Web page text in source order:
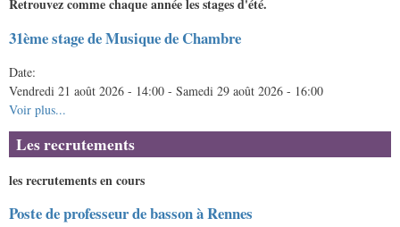
Retrouvez comme chaque année les stages d'été.
31ème stage de Musique de Chambre
Date:
Vendredi 21 août 2026 - 14:00 - Samedi 29 août 2026 - 16:00
Voir plus...
Les recrutements
les recrutements en cours
Poste de professeur de basson à Rennes